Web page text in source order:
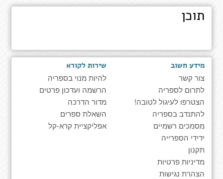
תוכן
מידע חשוב
צור קשר
לתרום לספריה
הצטרפו לעיגול לטובה!
להתנדב בספריה
מסמכים רשמיים
ידידי הספרייה
תקנון
מדיניות פרטיות
הצהרת נגישות
שירות לקורא
להיות מנוי בספריה
הרשמה ועדכון פרטים
מדור הדרכה
השאלת ספרים
אפליקציית קרא-קל